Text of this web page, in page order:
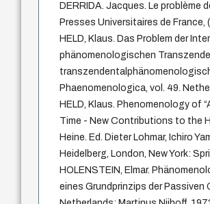
DERRIDA. Jacques. Le problème
Presses Universitaires de France,
HELD, Klaus. Das Problem der
phänomenologischen
Phaenomenologica, vol. 49.
HELD, Klaus. Phenomenology of
Time - New Contributions to the
Heine. Ed. Dieter Lohmar, Ichiro
Heidelberg, London, New York:
HOLENSTEIN, Elmar.
eines Grundprinzips der Passiven